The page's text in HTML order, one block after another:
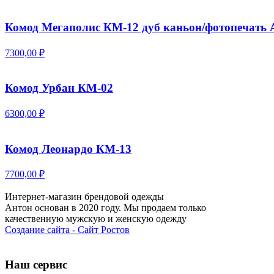
Комод Мегаполис КМ-12 дуб каньон/фотопечать
7300,00 ₽
Комод Урбан КМ-02
6300,00 ₽
Комод Леонардо КМ-13
7700,00 ₽
Интернет-магазин брендовой одежды
Антон основан в 2020 году. Мы продаем только
качественную мужскую и женскую одежду
Создание сайта - Сайт Ростов
Наш сервис